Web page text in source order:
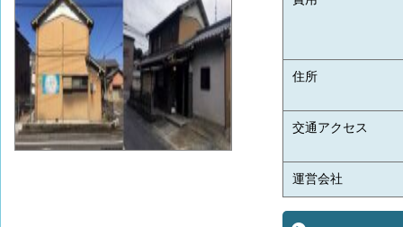
住所
交通アクセス
運営会社